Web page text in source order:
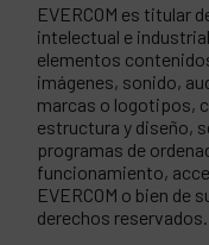
EVERCOM es titular
intelectual e
elementos
imágenes, sonido,
marcas o logotipos,
estructura y diseño,
programas de
funcionamiento,
EVERCOM o bien
derechos reservados.